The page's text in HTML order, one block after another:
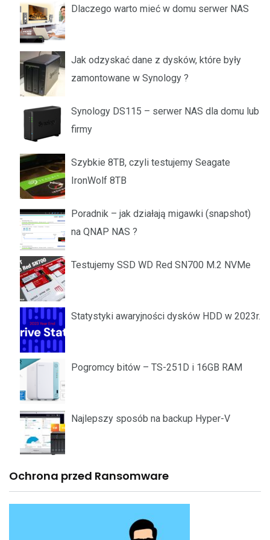
Dlaczego warto mieć w domu serwer NAS
Jak odzyskać dane z dysków, które były
zamontowane w Synology ?
Synology DS115 – serwer NAS dla domu lub
firmy
Szybkie 8TB, czyli testujemy Seagate
IronWolf 8TB
Poradnik – jak działają migawki (snapshot)
na QNAP NAS ?
Testujemy SSD WD Red SN700 M.2 NVMe
Statystyki awaryjności dysków HDD w 2023r.
Pogromcy bitów – TS-251D i 16GB RAM
Najlepszy sposób na backup Hyper-V
Ochrona przed Ransomware